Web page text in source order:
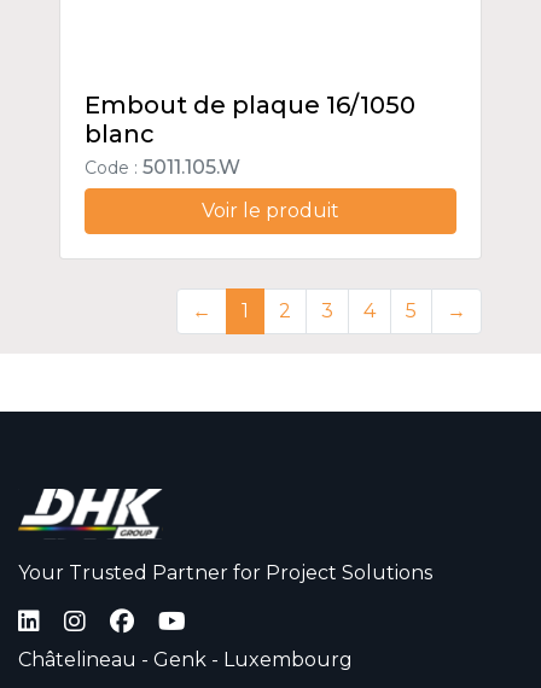
Embout de plaque 16/1050
blanc
Code : 5011.105.W
Voir le produit
← 1 2 3 4 5 →
Your Trusted Partner for Project Solutions
Châtelineau - Genk - Luxembourg